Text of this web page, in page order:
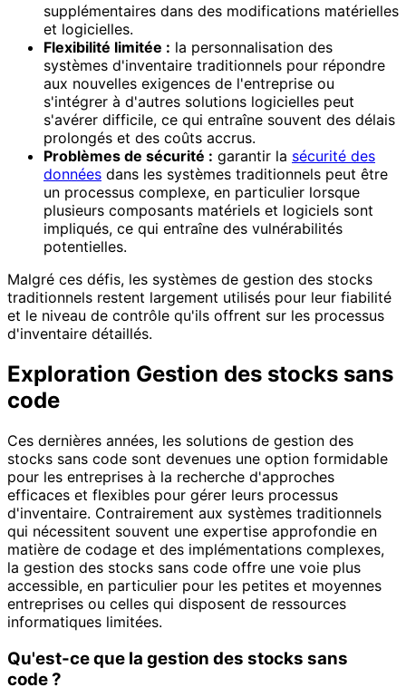
supplémentaires dans des modifications matérielles
et logicielles.
Flexibilité limitée : la personnalisation des
systèmes d'inventaire traditionnels pour répondre
aux nouvelles exigences de l'entreprise ou
s'intégrer à d'autres solutions logicielles peut
s'avérer difficile, ce qui entraîne souvent des délais
prolongés et des coûts accrus.
Problèmes de sécurité : garantir la sécurité des
données dans les systèmes traditionnels peut être
un processus complexe, en particulier lorsque
plusieurs composants matériels et logiciels sont
impliqués, ce qui entraîne des vulnérabilités
potentielles.
Malgré ces défis, les systèmes de gestion des stocks
traditionnels restent largement utilisés pour leur fiabilité
et le niveau de contrôle qu'ils offrent sur les processus
d'inventaire détaillés.
Exploration Gestion des stocks sans
code
Ces dernières années, les solutions de gestion des
stocks sans code sont devenues une option formidable
pour les entreprises à la recherche d'approches
efficaces et flexibles pour gérer leurs processus
d'inventaire. Contrairement aux systèmes traditionnels
qui nécessitent souvent une expertise approfondie en
matière de codage et des implémentations complexes,
la gestion des stocks sans code offre une voie plus
accessible, en particulier pour les petites et moyennes
entreprises ou celles qui disposent de ressources
informatiques limitées.
Qu'est-ce que la gestion des stocks sans
code ?